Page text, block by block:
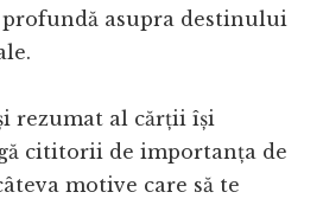
asupra destinului
rezumat al cărții își
cititorii de importanța de
motive care să te